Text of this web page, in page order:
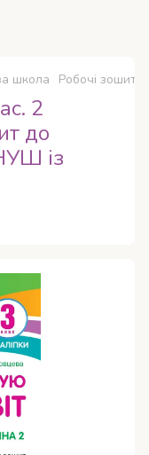
школа Робочі зошити
2
до
із